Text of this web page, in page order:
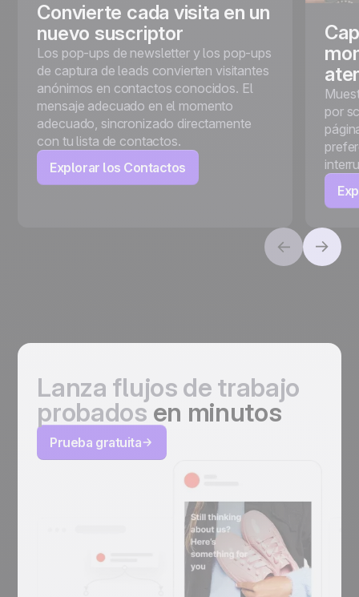
Convierte cada visita en un
nuevo suscriptor
Los pop-ups de newsletter y los pop-ups
de captura de leads convierten visitantes
anónimos en contactos conocidos. El
mensaje adecuado en el momento
adecuado, sincronizado directamente
con tu lista de contactos.
Explorar los Contactos
por
Lanza flujos de trabajo
probados en minutos
Prueba gratuita